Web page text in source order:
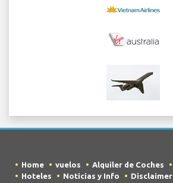
Home vuelos Alquiler de Coches
Hoteles
Noticias y Info Disclaimer